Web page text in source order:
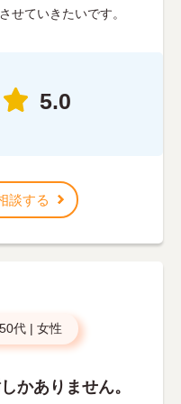
せていきたいです。
5.0
談する
50代 | 女性
かありません。